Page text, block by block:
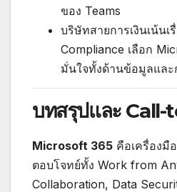
ของ Teams
บริษัทสายการเงินเน้น
Compliance เลือก
มั่นใจทั้งด้านข้อมูลแล
บทสรุปและ
Microsoft 365 คือเครื่องมื
ตอบโจทย์ทั้ง Work from
Collaboration, Data